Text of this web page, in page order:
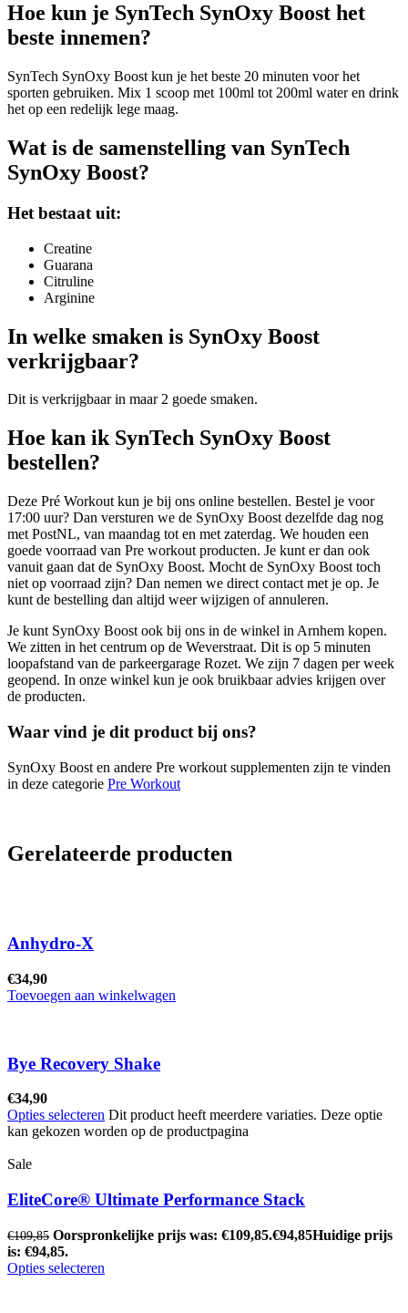
Hoe kun je SynTech SynOxy Boost het
beste innemen?
SynTech SynOxy Boost kun je het beste 20 minuten voor het
sporten gebruiken. Mix 1 scoop met 100ml tot 200ml water en drink
het op een redelijk lege maag.
Wat is de samenstelling van SynTech
SynOxy Boost?
Het bestaat uit:
Creatine
Guarana
Citruline
Arginine
In welke smaken is SynOxy Boost
verkrijgbaar?
Dit is verkrijgbaar in maar 2 goede smaken.
Hoe kan ik SynTech SynOxy Boost
bestellen?
Deze Pré Workout kun je bij ons online bestellen. Bestel je voor
17:00 uur? Dan versturen we de SynOxy Boost dezelfde dag nog
met PostNL, van maandag tot en met zaterdag. We houden een
goede voorraad van Pre workout producten. Je kunt er dan ook
vanuit gaan dat de SynOxy Boost. Mocht de SynOxy Boost toch
niet op voorraad zijn? Dan nemen we direct contact met je op. Je
kunt de bestelling dan altijd weer wijzigen of annuleren.
Je kunt SynOxy Boost ook bij ons in de winkel in Arnhem kopen.
We zitten in het centrum op de Weverstraat. Dit is op 5 minuten
loopafstand van de parkeergarage Rozet. We zijn 7 dagen per week
geopend. In onze winkel kun je ook bruikbaar advies krijgen over
de producten.
Waar vind je dit product bij ons?
SynOxy Boost en andere Pre workout supplementen zijn te vinden
in deze categorie Pre Workout
Gerelateerde producten
Anhydro-X
€34,90
Toevoegen aan winkelwagen
Bye Recovery Shake
€34,90
Opties selecteren Dit product heeft meerdere variaties. Deze optie
kan gekozen worden op de productpagina
Sale
EliteCore® Ultimate Performance Stack
€109,85 Oorspronkelijke prijs was: €109,85.€94,85Huidige prijs
is: €94,85.
Opties selecteren